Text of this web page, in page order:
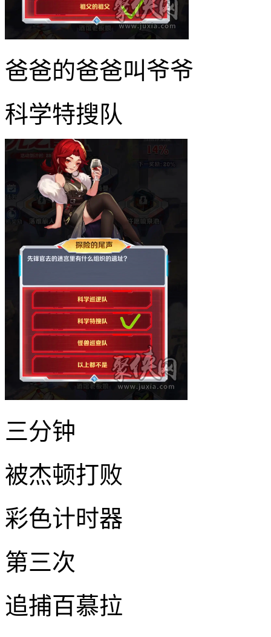
爸爸的爸爸叫爷爷
科学特搜队
三分钟
被杰顿打败
彩色计时器
第三次
追捕百慕拉